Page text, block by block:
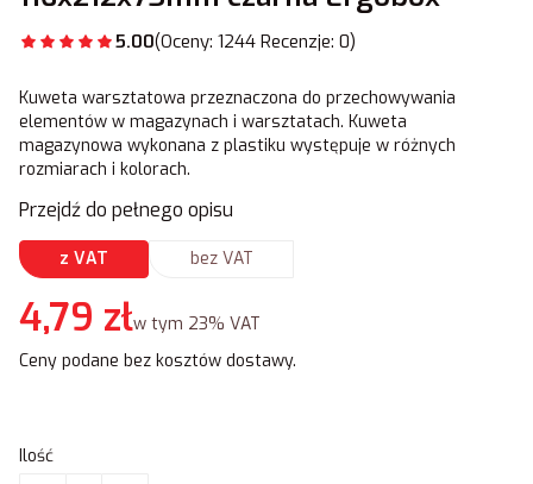
5.00(Oceny: 1244 Recenzje: 0)
Kuweta warsztatowa przeznaczona do przechowywania
elementów w magazynach i warsztatach. Kuweta
magazynowa wykonana z plastiku występuje w różnych
rozmiarach i kolorach.
Przejdź do pełnego opisu
z VAT bez VAT
Cena
4,79 złw tym 23% VAT
w tym 23% VAT
Ceny podane bez kosztów dostawy.
Ilość